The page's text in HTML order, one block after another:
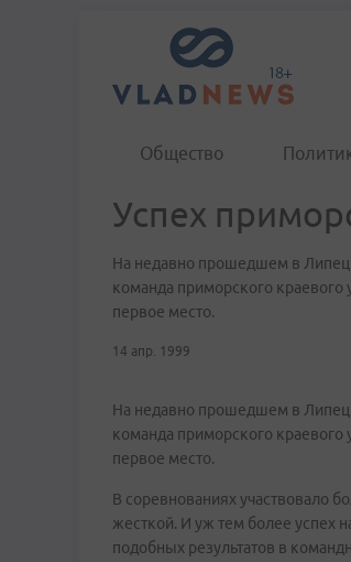
Общество
Успех
На недавно прошедшем в
команда приморского
первое место.
14 апр. 1999
На недавно прошедшем в
команда приморского
первое место.
В соревнованиях участвовало
жесткой. И уж тем более успех
подобных результатов в